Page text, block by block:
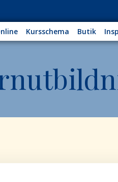
Kursschema Butik